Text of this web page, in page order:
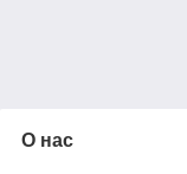
О нас